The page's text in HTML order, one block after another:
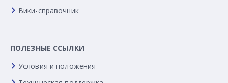
Вики-справочник
ПОЛЕЗНЫЕ ССЫЛКИ
Условия и положения